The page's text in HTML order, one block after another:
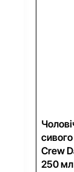
Crew
250 мл